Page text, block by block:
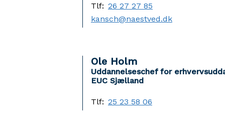
Tlf: 26 27 27 85
kansch@naestved.dk
Ole Holm
Uddannelseschef for
EUC Sjælland
Tlf: 25 23 58 06